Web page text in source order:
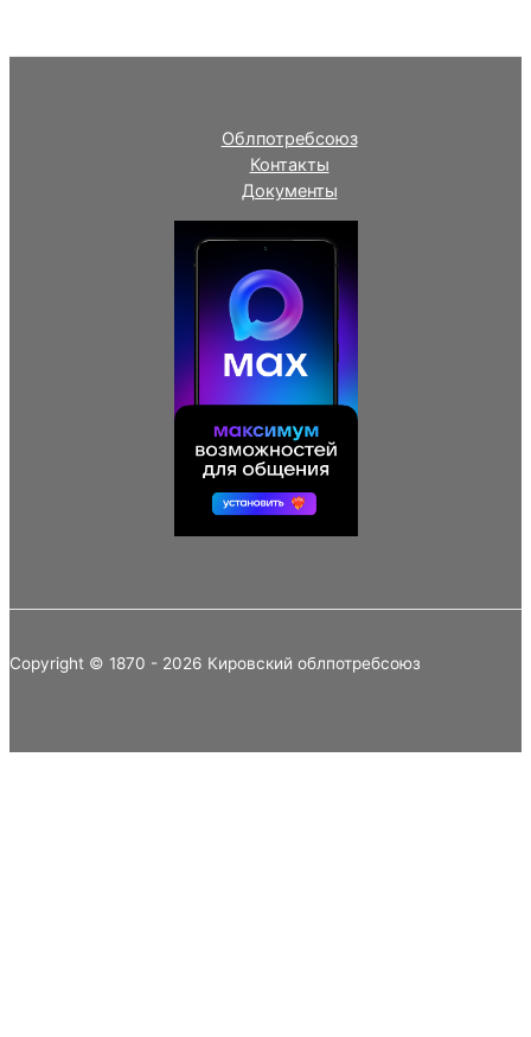
Облпотребсоюз
Контакты
Документы
Copyright © 1870 - 2026 Кировский облпотребсоюз